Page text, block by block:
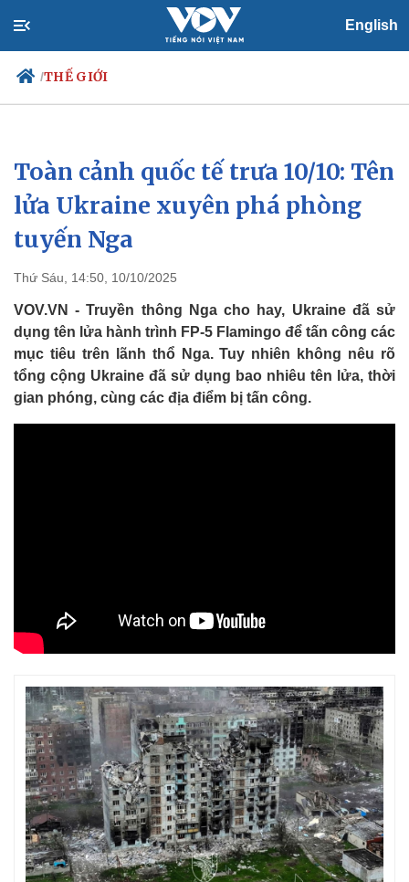
English
/THẾ GIỚI
Chính trị
Đảng
Tổ chức nhân sự
Quốc hội
Nhận diện sự thật
Xã hội
Tin 24h
Dự báo thời tiết
Toàn cảnh quốc tế trưa 10/10: Tên
lửa Ukraine xuyên phá phòng
tuyến Nga
Thứ Sáu, 14:50, 10/10/2025
VOV.VN - Truyền thông Nga cho hay, Ukraine đã sử
dụng tên lửa hành trình FP-5 Flamingo để tấn công các
mục tiêu trên lãnh thổ Nga. Tuy nhiên không nêu rõ
tổng cộng Ukraine đã sử dụng bao nhiêu tên lửa, thời
gian phóng, cùng các địa điểm bị tấn công.